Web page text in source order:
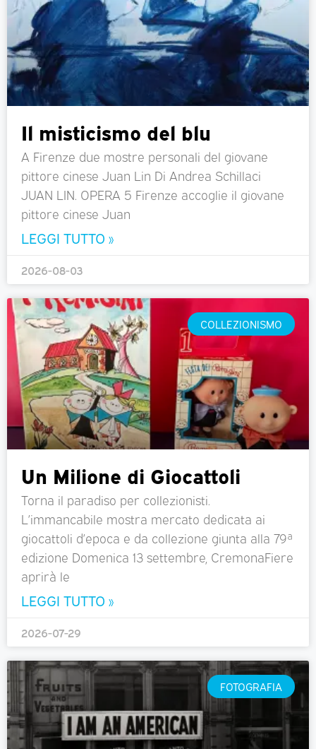
Il misticismo del blu
A Firenze due mostre personali del giovane
pittore cinese Juan Lin Di Andrea Schillaci
JUAN LIN. OPERA 5 Firenze accoglie il giovane
pittore cinese Juan
LEGGI TUTTO »
2026-08-03
COLLEZIONISMO
Un Milione di Giocattoli
Torna il paradiso per collezionisti.
L’immancabile mostra mercato dedicata ai
giocattoli d’epoca e da collezione giunta alla 79ª
edizione Domenica 13 settembre, CremonaFiere
aprirà le
LEGGI TUTTO »
2026-07-29
FOTOGRAFIA